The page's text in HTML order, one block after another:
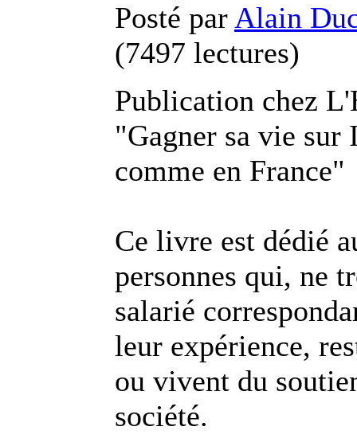
Posté par Alain
(7497 lectures)
Publication chez
"Gagner sa vie
comme en France"
Ce livre est dédié
personnes qui, ne
salarié
leur expérience,
ou vivent du
société.